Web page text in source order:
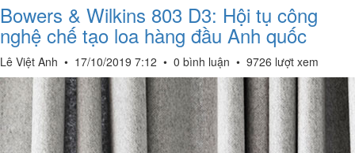
Bowers & Wilkins 803 D3: Hội tụ công
nghệ chế tạo loa hàng đầu Anh quốc
Lê Việt Anh • 17/10/2019 7:12 • 0 bình luận • 9726 lượt xem